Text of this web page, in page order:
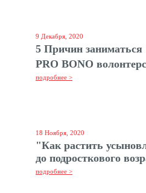
9 Декабря, 2020
5 Причин заниматься
PRO BONO
подробнее >
18 Ноября, 2020
"Как растить
до подросткового
подробнее >